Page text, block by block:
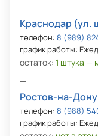
Краснодар (ул.
телефон: 8 (989)
график работы:
остаток: 1 штука —
Ростов-на-
телефон: 8 (988)
график работы: